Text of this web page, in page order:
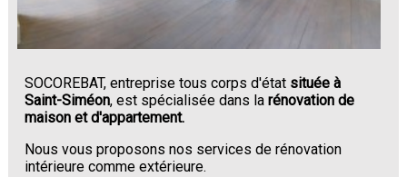
SOCOREBAT, entreprise tous corps d'état située à
Saint-Siméon, est spécialisée dans larénovation de
maison et d'appartement.
Nous vous proposons nos services de rénovation
intérieure comme extérieure.